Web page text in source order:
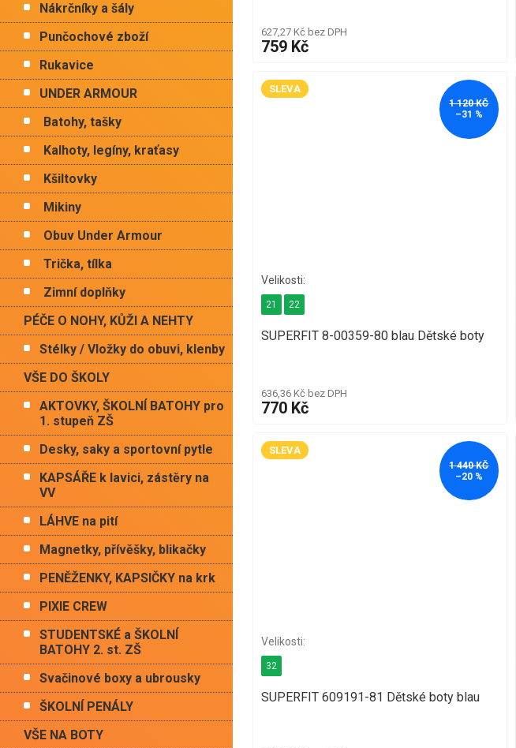
Nákrčníky a šály
Punčochové zboží
Rukavice
UNDER ARMOUR
Batohy, tašky
Kalhoty, legíny, kraťasy
Kšiltovky
Mikiny
Obuv Under Armour
Trička, tílka
Zimní doplňky
PÉČE O NOHY, KŮŽI A NEHTY
Stélky / Vložky do obuvi, klenby
VŠE DO ŠKOLY
AKTOVKY, ŠKOLNÍ BATOHY pro
1. stupeň ZŠ
Desky, saky a sportovní pytle
KAPSÁŘE k lavici, zástěry na
VV
LÁHVE na pití
Magnetky, přívěšky, blikačky
PENĚŽENKY, KAPSIČKY na krk
PIXIE CREW
STUDENTSKÉ a ŠKOLNÍ
BATOHY 2. st. ZŠ
Svačinové boxy a ubrousky
ŠKOLNÍ PENÁLY
VŠE NA BOTY
627,27 Kč bez DPH
759 Kč
SLEVA
1 120 KČ
–31 %
SUPERFIT 8-00359-80 blau Dětské boty
636,36 Kč bez DPH
770 Kč
21 22
SLEVA
1 440 KČ
–20 %
SUPERFIT 609191-81 Dětské boty blau
32